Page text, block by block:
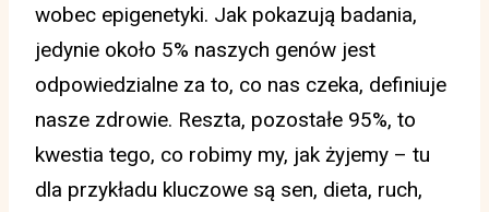
wobec epigenetyki. Jak pokazują badania,
jedynie około 5% naszych genów jest
odpowiedzialne za to, co nas czeka, definiuje
nasze zdrowie. Reszta, pozostałe 95%, to
kwestia tego, co robimy my, jak żyjemy – tu
dla przykładu kluczowe są sen, dieta, ruch,